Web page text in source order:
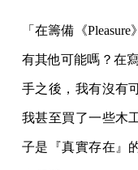
「在籌備《
有其他可能嗎？在
手之後，我有沒有
我甚至買了一些木
子是『真實存在』